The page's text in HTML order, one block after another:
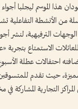
الموسم ليجلبا أجواء
من الأنشطة التفاعلية
الترفيهية، لنشر
الاستمتاع بتجربة
استضافته احتفالات عطلة